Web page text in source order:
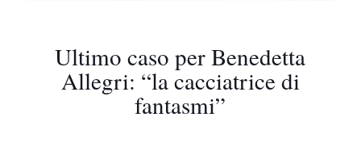
Ultimo caso per Benedetta
Allegri: “la cacciatrice di
fantasmi”